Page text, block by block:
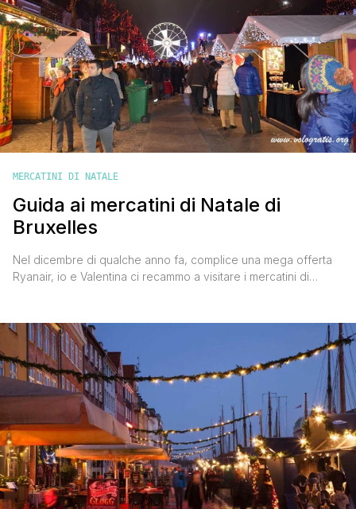
MERCATINI DI NATALE
Guida ai mercatini di Natale di
Bruxelles
Nel dicembre di qualche anno fa, complice una mega offerta
Ryanair, io e Valentina ci recammo a visitare i mercatini di
pubblicizzati. Dato che secondo noi meritano di essere visitati
' anche perché è facile trovare voli [']